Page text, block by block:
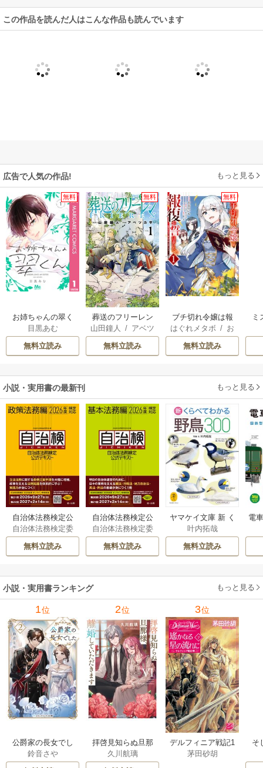
この作品を読んだ人はこんな作品も読んでいます
広告で人気の作品! もっと見る
無料
お姉ちゃんの翠く
ん
目黒あむ
無料立読み
無料
葬送のフリーレン
山田鐘人 / アベツ
カサ
無料立読み
無料
ブチ切れ令嬢は報
復を誓いました。
はぐれメタボ / お
おのいも /
無料立読み
ミ
小説・実用書の最新刊 もっと見る
自治体法務検定公
式テキスト 政策
法務編 ２０２６
年度検定対応 1巻
自治体法務検定委
員会
無料立読み
自治体法務検定公
式テキスト 基本
法務編 ２０２６
年度検定対応 1巻
自治体法務検定委
員会
無料立読み
ヤマケイ文庫 新 く
らべてわかる野鳥3
00 1巻
叶内拓哉
無料立読み
電
小説・実用書ランキング もっと見る
1位
公爵家の長女でし
た
鈴音さや
2位
拝啓見知らぬ旦那
様、離婚していた
だきます
久川航璃
3位
デルフィニア戦記1
茅田砂胡
そ